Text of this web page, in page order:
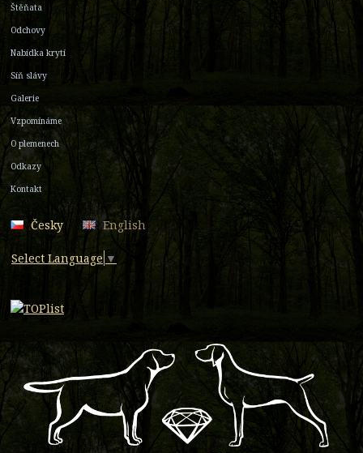
Štěňata
Odchovy
Nabídka krytí
Síň slávy
Galerie
Vzpomínáme
O plemenech
Odkazy
Kontakt
Česky English
Select Language ▼